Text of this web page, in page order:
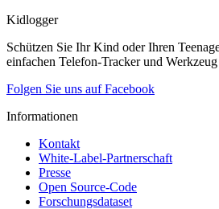
Kidlogger
Schützen Sie Ihr Kind oder Ihren
einfachen Telefon-Tracker und
Folgen Sie uns auf Facebook
Informationen
Kontakt
White-Label-Partnerschaft
Presse
Open Source-Code
Forschungsdataset